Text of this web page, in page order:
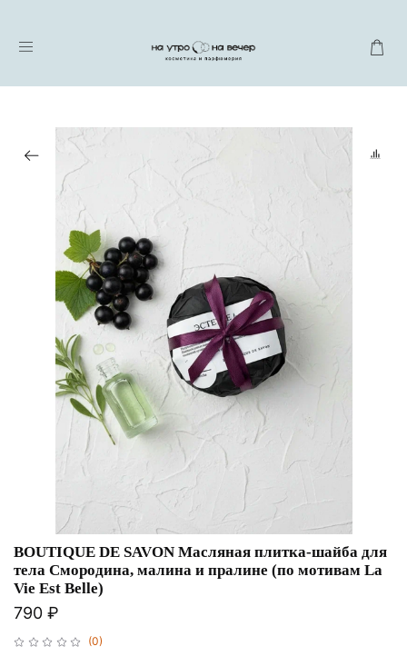
(0)
BOUTIQUE DE SAVON Масляная плитка-шайба для
тела Смородина, малина и пралине (по мотивам La
Vie Est Belle)
790 ₽